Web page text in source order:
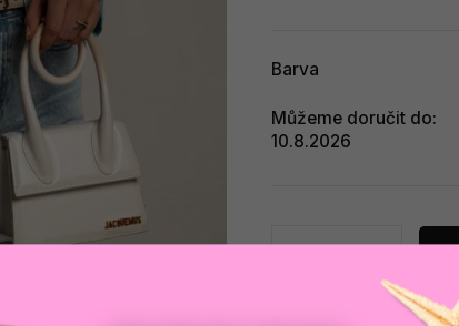
Barva
Můžeme doručit do:
10.8.2026